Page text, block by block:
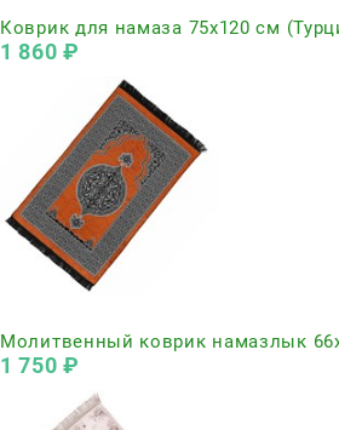
Коврик для намаза 75х120 см
1 860 ₽
Молитвенный коврик намазлык
1 750 ₽